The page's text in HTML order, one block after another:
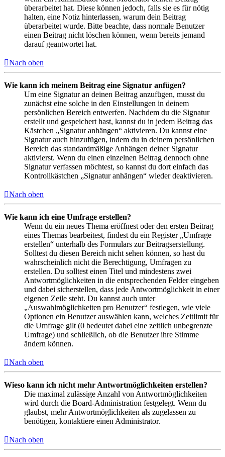
überarbeitet hat. Diese können jedoch, falls sie es für nötig
halten, eine Notiz hinterlassen, warum dein Beitrag
überarbeitet wurde. Bitte beachte, dass normale Benutzer
einen Beitrag nicht löschen können, wenn bereits jemand
darauf geantwortet hat.
Nach oben
Wie kann ich meinem Beitrag eine Signatur anfügen?
Um eine Signatur an deinen Beitrag anzufügen, musst du
zunächst eine solche in den Einstellungen in deinem
persönlichen Bereich entwerfen. Nachdem du die Signatur
erstellt und gespeichert hast, kannst du in jedem Beitrag das
Kästchen „Signatur anhängen“ aktivieren. Du kannst eine
Signatur auch hinzufügen, indem du in deinem persönlichen
Bereich das standardmäßige Anhängen deiner Signatur
aktivierst. Wenn du einen einzelnen Beitrag dennoch ohne
Signatur verfassen möchtest, so kannst du dort einfach das
Kontrollkästchen „Signatur anhängen“ wieder deaktivieren.
Nach oben
Wie kann ich eine Umfrage erstellen?
Wenn du ein neues Thema eröffnest oder den ersten Beitrag
eines Themas bearbeitest, findest du ein Register „Umfrage
erstellen“ unterhalb des Formulars zur Beitragserstellung.
Solltest du diesen Bereich nicht sehen können, so hast du
wahrscheinlich nicht die Berechtigung, Umfragen zu
erstellen. Du solltest einen Titel und mindestens zwei
Antwortmöglichkeiten in die entsprechenden Felder eingeben
und dabei sicherstellen, dass jede Antwortmöglichkeit in einer
eigenen Zeile steht. Du kannst auch unter
„Auswahlmöglichkeiten pro Benutzer“ festlegen, wie viele
Optionen ein Benutzer auswählen kann, welches Zeitlimit für
die Umfrage gilt (0 bedeutet dabei eine zeitlich unbegrenzte
Umfrage) und schließlich, ob die Benutzer ihre Stimme
ändern können.
Nach oben
Wieso kann ich nicht mehr Antwortmöglichkeiten erstellen?
Die maximal zulässige Anzahl von Antwortmöglichkeiten
wird durch die Board-Administration festgelegt. Wenn du
glaubst, mehr Antwortmöglichkeiten als zugelassen zu
benötigen, kontaktiere einen Administrator.
Nach oben